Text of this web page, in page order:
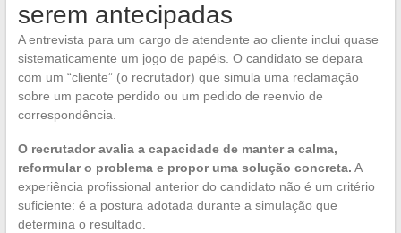
serem antecipadas
A entrevista para um cargo de atendente ao cliente inclui quase
sistematicamente um jogo de papéis. O candidato se depara
com um “cliente” (o recrutador) que simula uma reclamação
sobre um pacote perdido ou um pedido de reenvio de
correspondência.
O recrutador avalia a capacidade de manter a calma,
reformular o problema e propor uma solução concreta. A
experiência profissional anterior do candidato não é um critério
suficiente: é a postura adotada durante a simulação que
determina o resultado.